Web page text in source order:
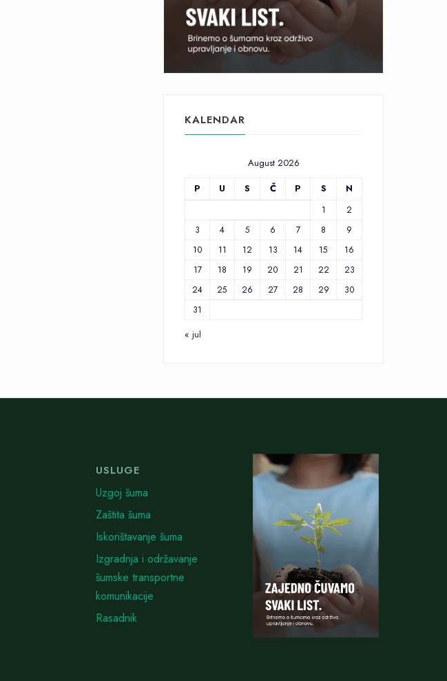
KALENDAR
August 2026
P
U S Č P S N
1
2
3
4 5 6 7 8
9
10
11 12 13 14 15
16
17
18 19 20 21 22
23
24
25 26 27 28 29
30
31
« jul
USLUGE
Uzgoj šuma
Zaštita šuma
Iskorištavanje šuma
Izgradnja i održavanje
šumske transportne
komunikacije
Rasadnik